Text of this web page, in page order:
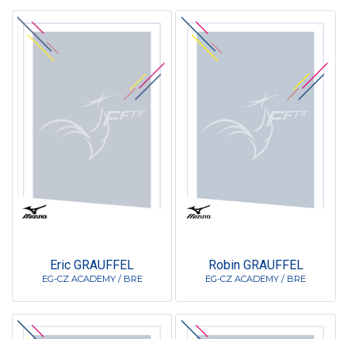
Eric GRAUFFEL
EG-CZ ACADEMY / BRE
Robin GRAUFFEL
EG-CZ ACADEMY / BRE